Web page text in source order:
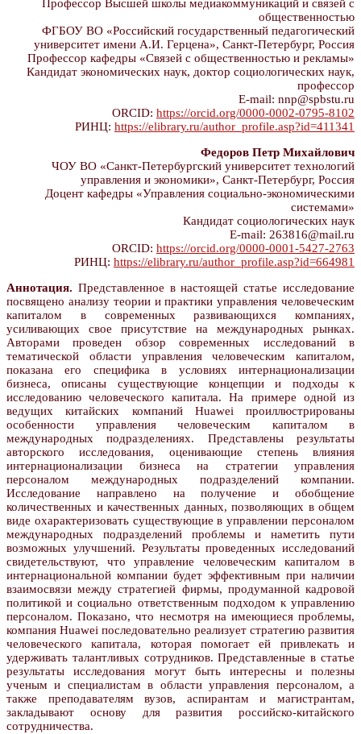
Профессор Высшей школы медиакоммуникаций и связей с
общественностью
ФГБОУ ВО «Российский государственный педагогический
университет имени А.И. Герцена», Санкт-Петербург, Россия
Профессор кафедры «Связей с общественностью и рекламы»
Кандидат экономических наук, доктор социологических наук,
профессор
E-mail: nnp@spbstu.ru
ORCID: https://orcid.org/0000-0002-0795-8102
РИНЦ: https://elibrary.ru/author_profile.asp?id=411341
Федоров Петр Михайлович
ЧОУ ВО «Санкт-Петербургский университет технологий
управления и экономики», Санкт-Петербург, Россия
Доцент кафедры «Управления социально-экономическими
системами»
Кандидат социологических наук
E-mail: 263816@mail.ru
ORCID: https://orcid.org/0000-0001-5427-2763
РИНЦ: https://elibrary.ru/author_profile.asp?id=664981
Аннотация. Представленное в настоящей статье исследование
посвящено анализу теории и практики управления человеческим
капиталом в современных развивающихся компаниях,
усиливающих свое присутствие на международных рынках.
Авторами проведен обзор современных исследований в
тематической области управления человеческим капиталом,
показана его специфика в условиях интернационализации
бизнеса, описаны существующие концепции и подходы к
исследованию человеческого капитала. На примере одной из
ведущих китайских компаний Huawei проиллюстрированы
особенности управления человеческим капиталом в
международных подразделениях. Представлены результаты
авторского исследования, оценивающие степень влияния
интернационализации бизнеса на стратегии управления
персоналом международных подразделений компании.
Исследование направлено на получение и обобщение
количественных и качественных данных, позволяющих в общем
виде охарактеризовать существующие в управлении персоналом
международных подразделений проблемы и наметить пути
возможных улучшений. Результаты проведенных исследований
свидетельствуют, что управление человеческим капиталом в
интернациональной компании будет эффективным при наличии
взаимосвязи между стратегией фирмы, продуманной кадровой
политикой и социально ответственным подходом к управлению
персоналом. Показано, что несмотря на имеющиеся проблемы,
компания Huawei последовательно реализует стратегию развития
человеческого капитала, которая помогает ей привлекать и
удерживать талантливых сотрудников. Представленные в статье
результаты исследования могут быть интересны и полезны
ученым и специалистам в области управления персоналом, а
также преподавателям вузов, аспирантам и магистрантам,
закладывают основу для развития российско-китайского
сотрудничества.